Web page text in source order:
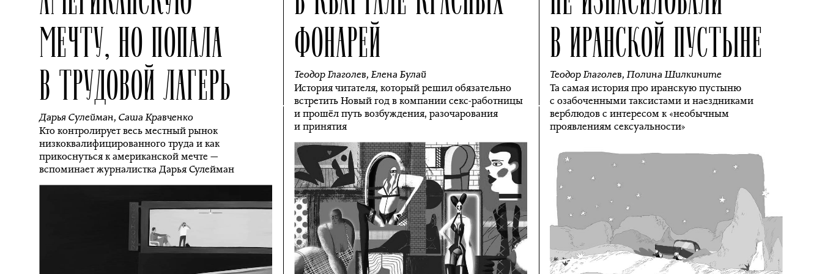
МЕЧТУ, НО ПОПАЛА
В ТРУДОВОЙ ЛАГЕРЬ
Дарья Сулейман, Саша Кравченко
Кто контролирует весь местный рынок
низкоквалифицированного труда и как
прикоснуться к американской мечте —
вспоминает журналистка Дарья Сулейман
ФОНАРЕЙ
Теодор Глаголев,Елена Булай
История читателя, который решил обязательно
встретить Новый год в компании секс-работницы
и прошёл путь возбуждения, разочарования
и принятия
В ИРАНСКОЙ ПУСТЫНЕ
Теодор Глаголев,Полина Шилкините
Та самая история про иранскую пустыню
с озабоченными таксистами и наездниками
верблюдов с интересом к «необычным
проявлениям сексуальности»